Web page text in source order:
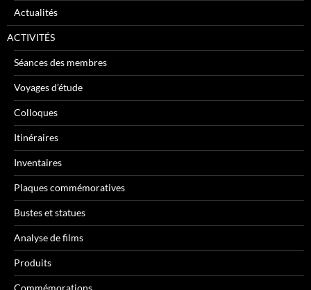
Actualités
ACTIVITÉS
Séances des membres
Voyages d’étude
Colloques
Itinéraires
Inventaires
Plaques commémoratives
Bustes et statues
Analyse de films
Produits
Commémorations